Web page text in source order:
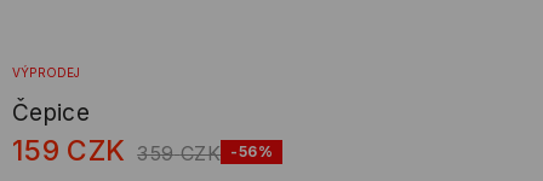
VÝPRODEJ
Čepice
159 CZK 359 CZK -56%